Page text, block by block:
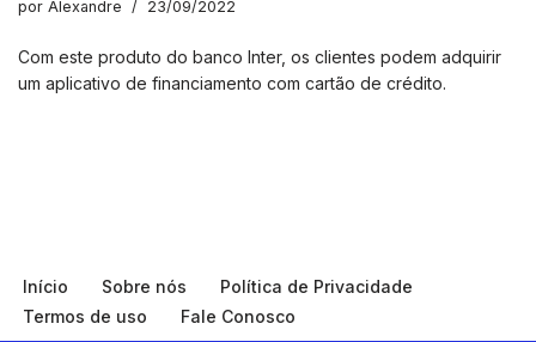
por Alexandre 23/09/2022
Com este produto do banco Inter, os clientes podem adquirir
um aplicativo de financiamento com cartão de crédito.
Início Sobre nós
Política de Privacidade
Termos de uso
Fale Conosco